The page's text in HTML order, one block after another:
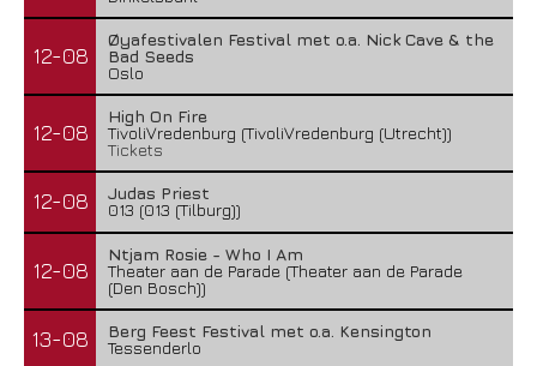
12-08
Øyafestivalen Festival met o.a. Nick Cave & the
Bad Seeds
Oslo
12-08
High On Fire
TivoliVredenburg (TivoliVredenburg (Utrecht))
Tickets
12-08
Judas Priest
013 (013 (Tilburg))
12-08
Ntjam Rosie - Who I Am
Theater aan de Parade (Theater aan de Parade
(Den Bosch))
13-08
Berg Feest Festival met o.a. Kensington
Tessenderlo